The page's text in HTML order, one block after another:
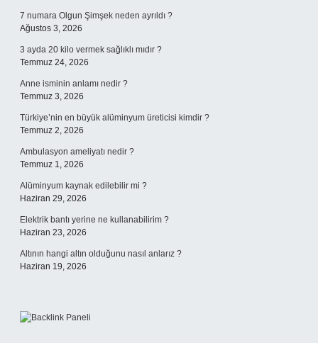
7 numara Olgun Şimşek neden ayrıldı ?
Ağustos 3, 2026
3 ayda 20 kilo vermek sağlıklı mıdır ?
Temmuz 24, 2026
Anne isminin anlamı nedir ?
Temmuz 3, 2026
Türkiye’nin en büyük alüminyum üreticisi kimdir ?
Temmuz 2, 2026
Ambulasyon ameliyatı nedir ?
Temmuz 1, 2026
Alüminyum kaynak edilebilir mi ?
Haziran 29, 2026
Elektrik bantı yerine ne kullanabilirim ?
Haziran 23, 2026
Altının hangi altın olduğunu nasıl anlarız ?
Haziran 19, 2026